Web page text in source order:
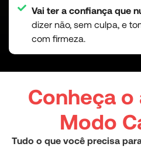
Vai ter a confiança que
dizer não, sem culpa, e
com firmeza.
Conheça
Modo
Tudo o que você precisa